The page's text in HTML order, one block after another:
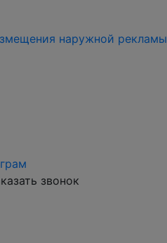
наружной рекламы
звонок